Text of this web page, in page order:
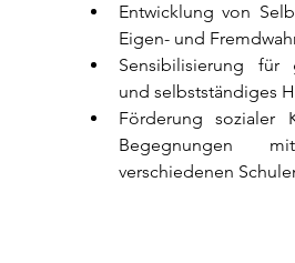
Entwicklung von
Eigen- und
Sensibilisierung für
und selbstständiges
Förderung sozialer
Begegnungen
verschiedenen